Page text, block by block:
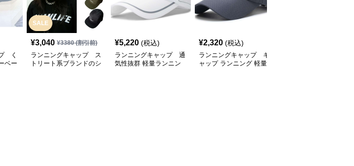
く
ベー
SALE
¥3,040 ¥3380(割引前)
ランニングキャップ ス
トリート系ブランドのシ
¥5,220 (税込)
ランニングキャップ 通
気性抜群 軽量ランニン
¥2,320 (税込)
ランニングキャップ キ
ャップ ランニング 軽量